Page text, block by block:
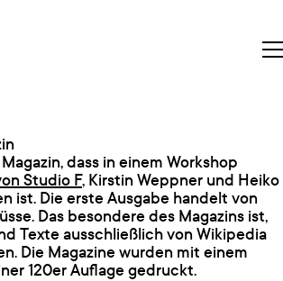
dass in einem Workshop
Studio F, Kirstin Weppner und Heiko
ist. Die erste Ausgabe handelt von
Das besondere des Magazins ist,
Texte ausschließlich von Wikipedia
Die Magazine wurden mit einem
120er Auflage gedruckt.